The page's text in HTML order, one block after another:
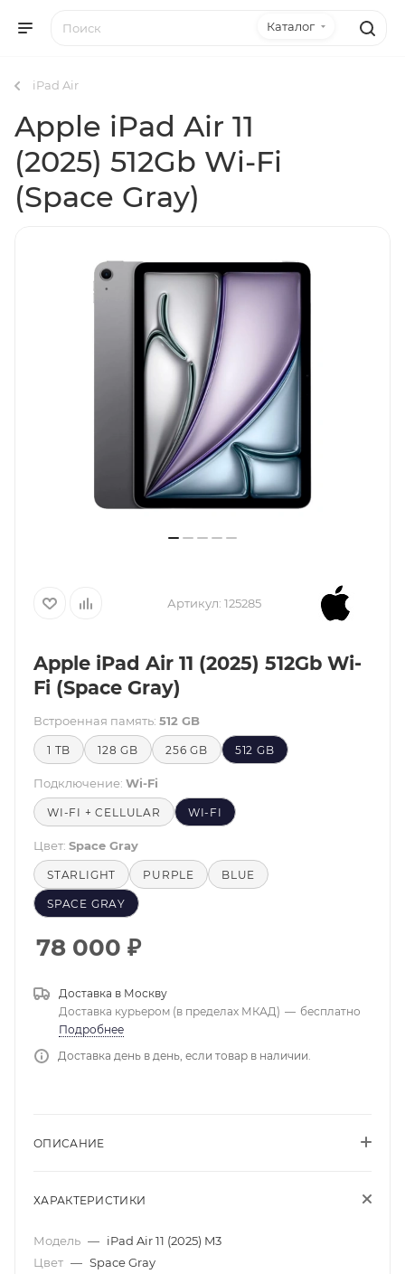
Каталог
iPad Air
Apple iPad Air 11
(2025) 512Gb Wi-Fi
(Space Gray)
Артикул: 125285
Apple iPad Air 11 (2025) 512Gb Wi-
Fi (Space Gray)
Встроенная память: 512 GB
1 TB 128 GB 256 GB 512 GB
Подключение: Wi-Fi
WI-FI + CELLULAR WI-FI
Цвет: Space Gray
STARLIGHT PURPLE BLUE
SPACE GRAY
78 000 ₽
Доставка в Москву
Доставка курьером (в пределах МКАД) — бесплатно
Подробнее
Доставка день в день, если товар в наличии.
ОПИСАНИЕ
ХАРАКТЕРИСТИКИ
Модель — iPad Air 11 (2025) M3
Цвет — Space Gray